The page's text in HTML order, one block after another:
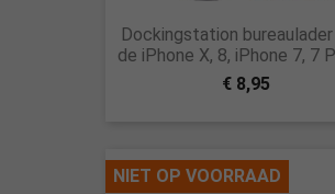
Dockingstation
de iPhone X, 8, iPhone 7, 7
€ 8,95
NIET OP VOORRAAD